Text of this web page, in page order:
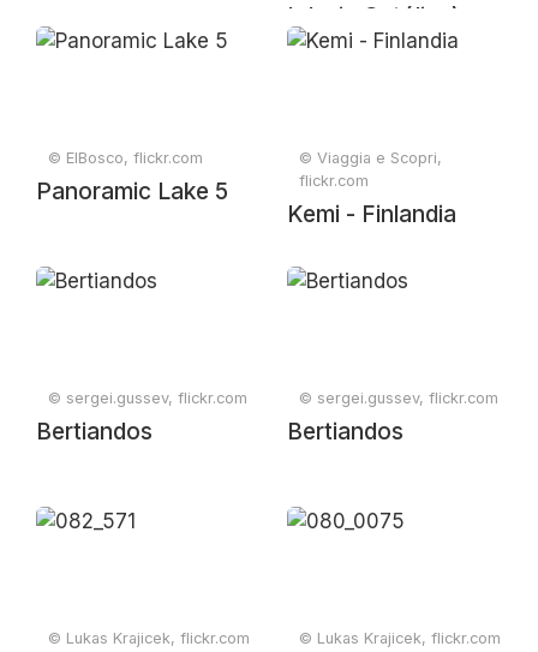
Iglesia Católica)
© ElBosco, flickr.com
Panoramic Lake 5
© Viaggia e Scopri,
flickr.com
Kemi - Finlandia
© sergei.gussev, flickr.com
Bertiandos
© sergei.gussev, flickr.com
Bertiandos
© Lukas Krajicek, flickr.com © Lukas Krajicek, flickr.com